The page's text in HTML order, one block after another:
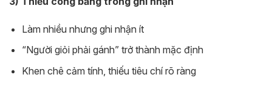
Làm nhiều nhưng ghi nhận ít
“Người giỏi phải gánh” trở thành mặc định
Khen chê cảm tính, thiếu tiêu chí rõ ràng